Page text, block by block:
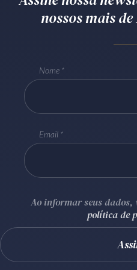
Batel Curitiba/PR
nossos mais
Nome
Email
Ao informar seus dados,
política de